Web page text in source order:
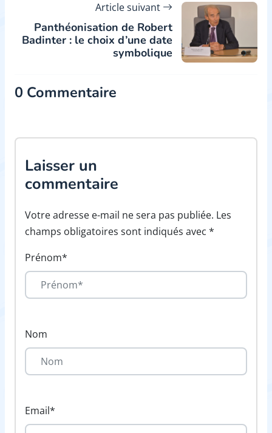
Article suivant
Panthéonisation de Robert
Badinter : le choix d’une date
symbolique
0 Commentaire
Laisser un
commentaire
Votre adresse e-mail ne sera pas publiée. Les
champs obligatoires sont indiqués avec *
Prénom*
Nom
Email*